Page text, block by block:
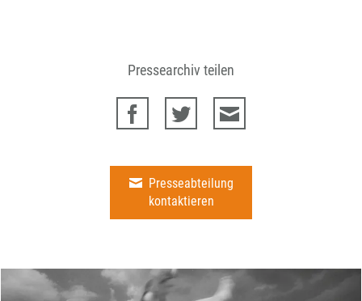
Pressearchiv teilen
Presseabteilung
kontaktieren